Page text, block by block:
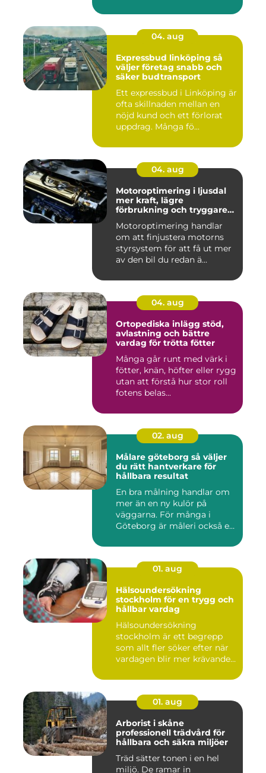
04. aug
Expressbud linköping så
väljer företag snabb och
säker budtransport
Ett expressbud i Linköping är
ofta skillnaden mellan en
nöjd kund och ett förlorat
uppdrag. Många fö...
04. aug
Motoroptimering i ljusdal
mer kraft, lägre
förbrukning och tryggare
Motoroptimering handlar
om att finjustera motorns
styrsystem för att få ut mer
av den bil du redan ä...
04. aug
Ortopediska inlägg stöd,
avlastning och bättre
vardag för trötta fötter
Många går runt med värk i
fötter, knän, höfter eller rygg
utan att förstå hur stor roll
fotens belas...
02. aug
Målare göteborg så väljer
du rätt hantverkare för
hållbara resultat
En bra målning handlar om
mer än en ny kulör på
väggarna. För många i
Göteborg är måleri också ett
01. aug
Hälsoundersökning
stockholm för en trygg och
hållbar vardag
Hälsoundersökning
stockholm är ett begrepp
som allt fler söker efter när
vardagen blir mer krävande
01. aug
Arborist i skåne
professionell trädvård för
hållbara och säkra miljöer
Träd sätter tonen i en hel
miljö. De ramar in